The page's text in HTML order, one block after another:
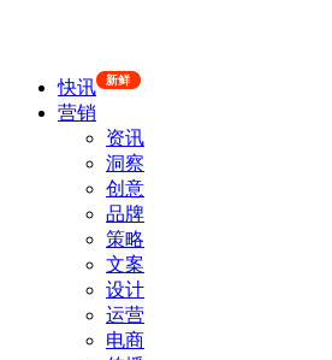
快讯 新鲜
营销
资讯
洞察
创意
品牌
策略
文案
设计
运营
电商